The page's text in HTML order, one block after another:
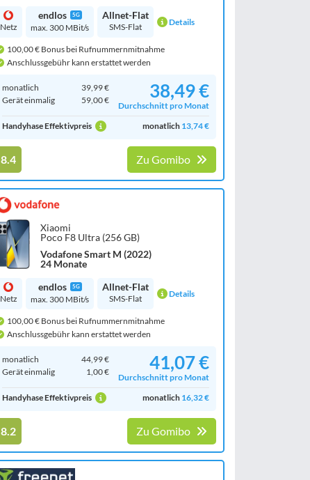
Netz
endlos 5G
max. 300 MBit/s
Allnet-Flat
SMS-Flat Details
100,00 € Bonus bei Rufnummernmitnahme
Anschlussgebühr kann erstattet werden
monatlich
39,99 €
Gerät einmalig
59,00 € 38,49 €
Durchschnitt pro Monat
Handyhase Effektivpreis
monatlich 13,74 €
8.4 Zu Gomibo
Xiaomi
Poco F8 Ultra (256 GB)
Vodafone Smart M (2022)
24 Monate
Netz
endlos 5G
max. 300 MBit/s
Allnet-Flat
SMS-Flat Details
100,00 € Bonus bei Rufnummernmitnahme
Anschlussgebühr kann erstattet werden
monatlich
44,99 €
Gerät einmalig
1,00 € 41,07 €
Durchschnitt pro Monat
Handyhase Effektivpreis
monatlich 16,32 €
8.2 Zu Gomibo